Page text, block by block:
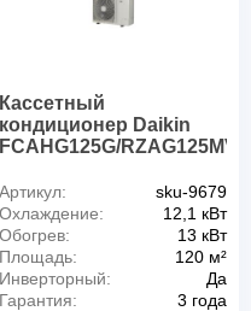
Кассетный
кондиционер Daikin
FCAHG125G/
Артикул:
sku-9679
Охлаждение:
12,1 кВт
Обогрев:
13 кВт
Площадь:
120 м²
Инверторный:
Да
Гарантия:
3 года